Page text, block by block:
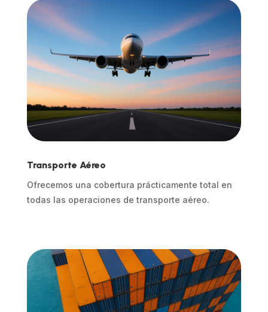
Transporte Aéreo
Ofrecemos una cobertura prácticamente total en
todas las operaciones de transporte aéreo.